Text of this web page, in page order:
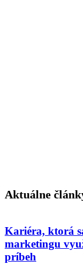
Aktuálne
Kariéra, ktorá
marketingu
príbeh